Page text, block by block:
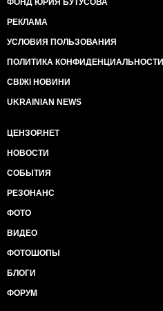
ФОНД ЮРИЯ БУТУСОВА
РЕКЛАМА
УСЛОВИЯ ПОЛЬЗОВАНИЯ
ПОЛИТИКА КОНФИДЕНЦИАЛЬНОСТИ
СВІЖІ НОВИНИ
UKRAINIAN NEWS
ЦЕНЗОР.НЕТ
НОВОСТИ
СОБЫТИЯ
РЕЗОНАНС
ФОТО
ВИДЕО
ФОТОШОПЫ
БЛОГИ
ФОРУМ